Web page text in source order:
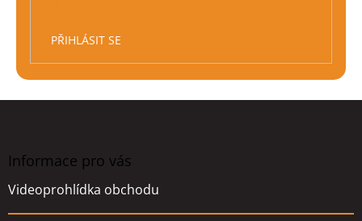
PŘIHLÁSIT SE
Informace pro vás
Videoprohlídka obchodu